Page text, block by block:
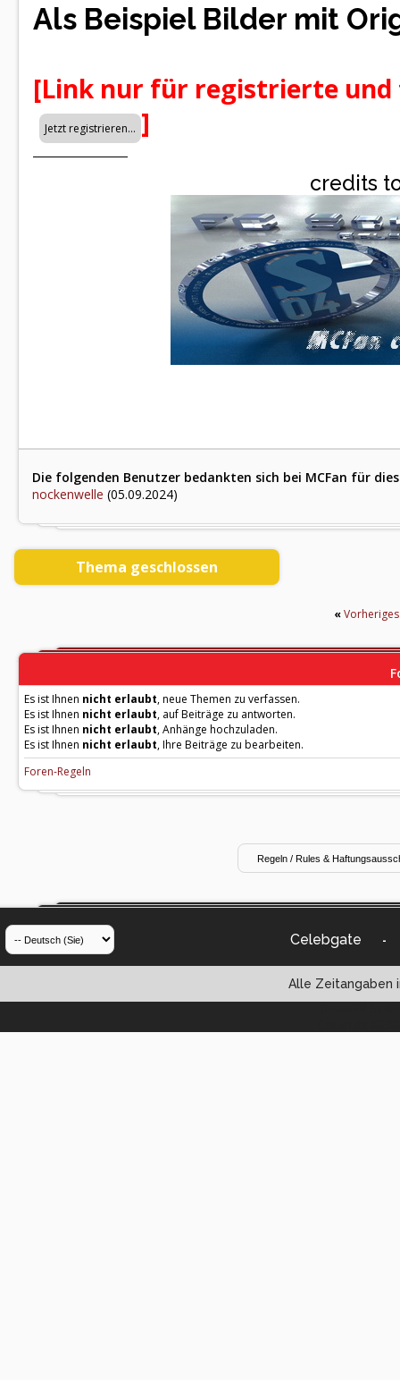
Als Beispiel Bilder mit
[Link nur für registrierte
]
credits
Die folgenden Benutzer bedankten sich bei MCFan für
nockenwelle (05.09.2024)
Thema geschlossen
«
Es ist Ihnen nicht erlaubt, neue Themen zu verfassen.
Es ist Ihnen nicht erlaubt, auf Beiträge zu antworten.
Es ist Ihnen nicht erlaubt, Anhänge hochzuladen.
Es ist Ihnen nicht erlaubt, Ihre Beiträge zu bearbeiten.
Foren-Regeln
Celebgate -
Alle Zeitangaben